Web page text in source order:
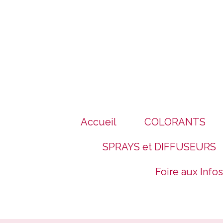
Accueil COLORANTS
SPRAYS et DIFFUSEURS
Foire aux Infos